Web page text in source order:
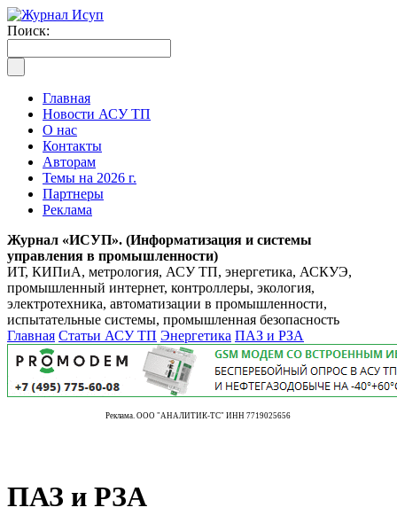
Поиск:
Главная
Новости АСУ ТП
О нас
Контакты
Авторам
Темы на 2026 г.
Партнеры
Реклама
Журнал «ИСУП». (Информатизация и системы
управления в промышленности)
ИТ, КИПиА, метрология, АСУ ТП, энергетика, АСКУЭ,
промышленный интернет, контроллеры, экология,
электротехника, автоматизации в промышленности,
испытательные системы, промышленная безопасность
Главная Статьи АСУ ТП Энергетика ПАЗ и РЗА
Реклама. ООО "АНАЛИТИК-ТС" ИНН 7719025656
ПАЗ и РЗА